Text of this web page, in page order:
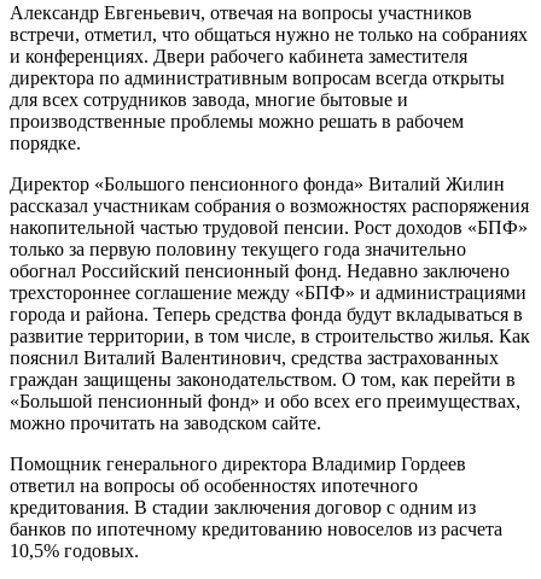
Александр Евгеньевич, отвечая на вопросы участников
встречи, отметил, что общаться нужно не только на собраниях
и конференциях. Двери рабочего кабинета заместителя
директора по административным вопросам всегда открыты
для всех сотрудников завода, многие бытовые и
производственные проблемы можно решать в рабочем
порядке.
Директор «Большого пенсионного фонда» Виталий Жилин
рассказал участникам собрания о возможностях распоряжения
накопительной частью трудовой пенсии. Рост доходов «БПФ»
только за первую половину текущего года значительно
обогнал Российский пенсионный фонд. Недавно заключено
трехстороннее соглашение между «БПФ» и администрациями
города и района. Теперь средства фонда будут вкладываться в
развитие территории, в том числе, в строительство жилья. Как
пояснил Виталий Валентинович, средства застрахованных
граждан защищены законодательством. О том, как перейти в
«Большой пенсионный фонд» и обо всех его преимуществах,
можно прочитать на заводском сайте.
Помощник генерального директора Владимир Гордеев
ответил на вопросы об особенностях ипотечного
кредитования. В стадии заключения договор с одним из
банков по ипотечному кредитованию новоселов из расчета
10,5% годовых.